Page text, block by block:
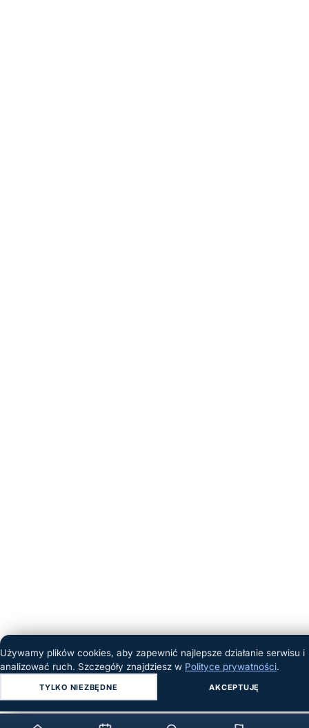
Używamy plików cookies, aby zapewnić najlepsze działanie serwisu i
analizować ruch. Szczegóły znajdziesz w Polityce prywatności.
TYLKO NIEZBĘDNE AKCEPTUJĘ